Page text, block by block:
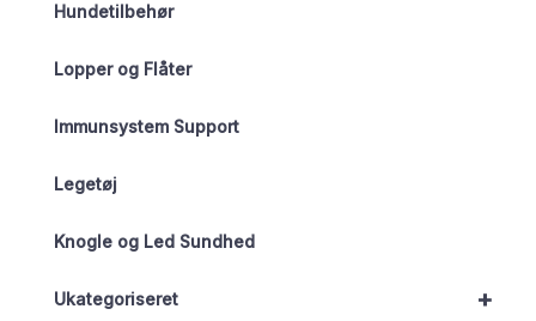
Hundetilbehør
Lopper og Flåter
Immunsystem Support
Legetøj
Knogle og Led Sundhed
+
Ukategoriseret